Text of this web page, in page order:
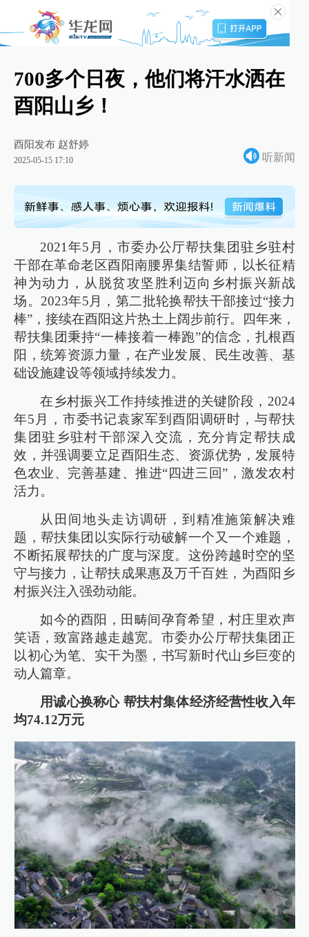
700多个日夜，他们将汗水洒在
酉阳山乡！
酉阳发布 赵舒婷
2025-05-15 17:10 听新闻
2021年5月，市委办公厅帮扶集团驻乡驻村
干部在革命老区酉阳南腰界集结誓师，以长征精
神为动力，从脱贫攻坚胜利迈向乡村振兴新战
场。2023年5月，第二批轮换帮扶干部接过“接力
棒”，接续在酉阳这片热土上阔步前行。四年来，
帮扶集团秉持“一棒接着一棒跑”的信念，扎根酉
阳，统筹资源力量，在产业发展、民生改善、基
础设施建设等领域持续发力。
在乡村振兴工作持续推进的关键阶段，2024
年5月，市委书记袁家军到酉阳调研时，与帮扶
集团驻乡驻村干部深入交流，充分肯定帮扶成
效，并强调要立足酉阳生态、资源优势，发展特
色农业、完善基建、推进“四进三回”，激发农村
活力。
从田间地头走访调研，到精准施策解决难
题，帮扶集团以实际行动破解一个又一个难题，
不断拓展帮扶的广度与深度。这份跨越时空的坚
守与接力，让帮扶成果惠及万千百姓，为酉阳乡
村振兴注入强劲动能。
如今的酉阳，田畴间孕育希望，村庄里欢声
笑语，致富路越走越宽。市委办公厅帮扶集团正
以初心为笔、实干为墨，书写新时代山乡巨变的
动人篇章。
用诚心换称心 帮扶村集体经济经营性收入年
均74.12万元